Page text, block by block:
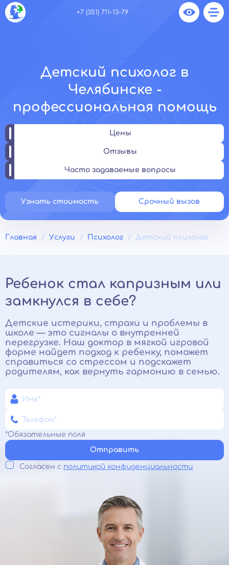
+7 (351) 711-13-79
Детский психолог в
Челябинске -
профессиональная помощь
Цены
Отзывы
Часто задаваемые вопросы
Узнать стоимость Срочный вызов
Главная Услуги Психолог Детский психолог
Ребенок стал капризным или
замкнулся в себе?
Детские истерики, страхи и проблемы в
школе — это сигналы о внутренней
перегрузке. Наш доктор в мягкой игровой
форме найдет подход к ребенку, поможет
справиться со стрессом и подскажет
родителям, как вернуть гармонию в семью.
*Обязательные поля
Отправить
Согласен с политикой конфиденциальности